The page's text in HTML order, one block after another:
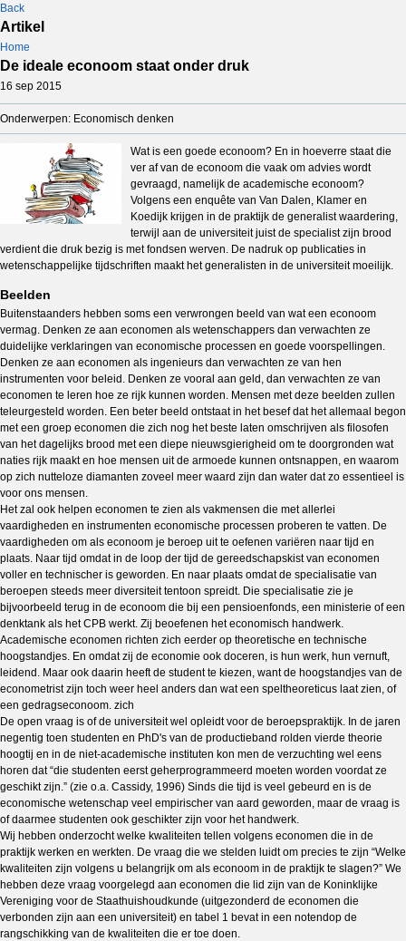
Back
Artikel
Home
De ideale econoom staat onder druk
16 sep 2015
Onderwerpen: Economisch denken
Wat is een goede econoom? En in hoeverre staat die
ver af van de econoom die vaak om advies wordt
gevraagd, namelijk de academische econoom?
Volgens een enquête van Van Dalen, Klamer en
Koedijk krijgen in de praktijk de generalist waardering,
terwijl aan de universiteit juist de specialist zijn brood
verdient die druk bezig is met fondsen werven. De nadruk op publicaties in
wetenschappelijke tijdschriften maakt het generalisten in de universiteit moeilijk.
Beelden
Buitenstaanders hebben soms een verwrongen beeld van wat een econoom
vermag. Denken ze aan economen als wetenschappers dan verwachten ze
duidelijke verklaringen van economische processen en goede voorspellingen.
Denken ze aan economen als ingenieurs dan verwachten ze van hen
instrumenten voor beleid. Denken ze vooral aan geld, dan verwachten ze van
economen te leren hoe ze rijk kunnen worden. Mensen met deze beelden zullen
teleurgesteld worden. Een beter beeld ontstaat in het besef dat het allemaal begon
met een groep economen die zich nog het beste laten omschrijven als filosofen
van het dagelijks brood met een diepe nieuwsgierigheid om te doorgronden wat
naties rijk maakt en hoe mensen uit de armoede kunnen ontsnappen, en waarom
op zich nutteloze diamanten zoveel meer waard zijn dan water dat zo essentieel is
voor ons mensen.
Het zal ook helpen economen te zien als vakmensen die met allerlei
vaardigheden en instrumenten economische processen proberen te vatten. De
vaardigheden om als econoom je beroep uit te oefenen variëren naar tijd en
plaats. Naar tijd omdat in de loop der tijd de gereedschapskist van economen
voller en technischer is geworden. En naar plaats omdat de specialisatie van
beroepen steeds meer diversiteit tentoon spreidt. Die specialisatie zie je
bijvoorbeeld terug in de econoom die bij een pensioenfonds, een ministerie of een
denktank als het CPB werkt. Zij beoefenen het economisch handwerk.
Academische economen richten zich eerder op theoretische en technische
hoogstandjes. En omdat zij de economie ook doceren, is hun werk, hun vernuft,
leidend. Maar ook daarin heeft de student te kiezen, want de hoogstandjes van de
econometrist zijn toch weer heel anders dan wat een speltheoreticus laat zien, of
een gedragseconoom. zich
De open vraag is of de universiteit wel opleidt voor de beroepspraktijk. In de jaren
negentig toen studenten en PhD's van de productieband rolden vierde theorie
hoogtij en in de niet-academische instituten kon men de verzuchting wel eens
horen dat “die studenten eerst geherprogrammeerd moeten worden voordat ze
geschikt zijn.” (zie o.a. Cassidy, 1996) Sinds die tijd is veel gebeurd en is de
economische wetenschap veel empirischer van aard geworden, maar de vraag is
of daarmee studenten ook geschikter zijn voor het handwerk.
Wij hebben onderzocht welke kwaliteiten tellen volgens economen die in de
praktijk werken en werkten. De vraag die we stelden luidt om precies te zijn “Welke
kwaliteiten zijn volgens u belangrijk om als econoom in de praktijk te slagen?” We
hebben deze vraag voorgelegd aan economen die lid zijn van de Koninklijke
Vereniging voor de Staathuishoudkunde (uitgezonderd de economen die
verbonden zijn aan een universiteit) en tabel 1 bevat in een notendop de
rangschikking van de kwaliteiten die er toe doen.